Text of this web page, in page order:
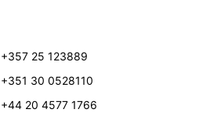
+357 25 123889
+351 30 0528110
+44 20 4577 1766